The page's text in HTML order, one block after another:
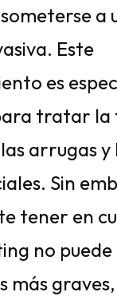
a
Este
es
tratar la
arrugas y
Sin
tener en
no
más